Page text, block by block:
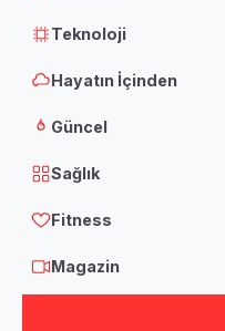
Teknoloji
Hayatın İçinden
Güncel
Sağlık
Fitness
Magazin